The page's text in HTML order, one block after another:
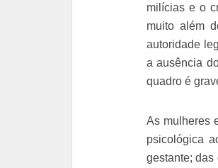
milícias e o
muito além
autoridade
a ausência
quadro é
As mulheres
psicológica
gestante;